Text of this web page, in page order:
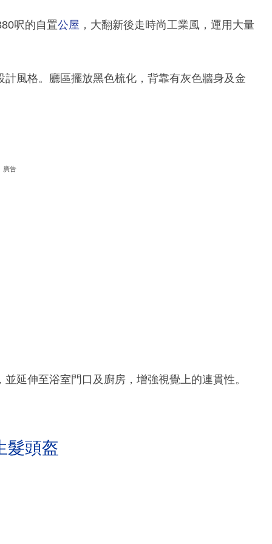
呎的自置公屋 ，大翻新後走時尚工業風，運用大量
風格。廳區擺放黑色梳化，背靠有灰色牆身及金
廣告
延伸至浴室門口及廚房，增強視覺上的連貫性。
髮頭盔